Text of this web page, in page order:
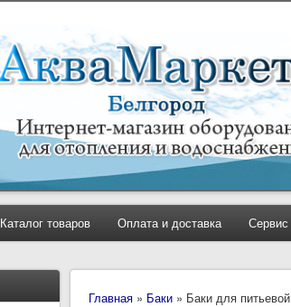
Каталог товаров Оплата и доставка Сервис
Главная » Баки » Баки для